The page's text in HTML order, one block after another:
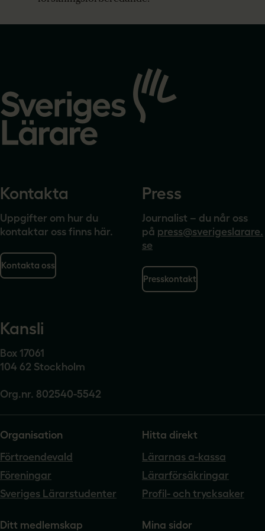
startsidan
Kontakta
Uppgifter om hur du
kontaktar oss finns här.
Kontakta oss
Press
Journalist – du når oss
på press@sverigeslarare.
se
Presskontakt
Kansli
Box 17061
104 62 Stockholm
Org.nr. 802540-5542
Organisation
Förtroendevald
Föreningar
Sveriges Lärarstudenter
Hitta direkt
Lärarnas a-kassa
Lärarförsäkringar
Profil- och trycksaker
Ditt medlemskap Mina sidor